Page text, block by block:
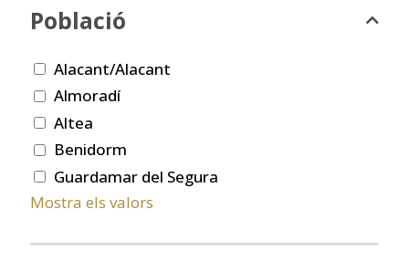
Població
Alacant/Alacant
Almoradí
Altea
Benidorm
Guardamar del Segura
Mostra els valors